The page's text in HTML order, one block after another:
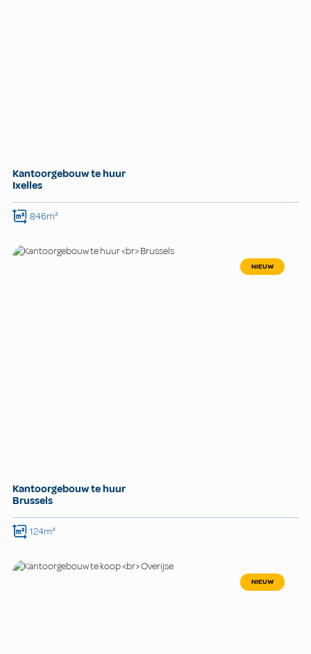
Kantoorgebouw te huur
Ixelles
846m²
NIEUW
Kantoorgebouw te huur
Brussels
124m²
NIEUW